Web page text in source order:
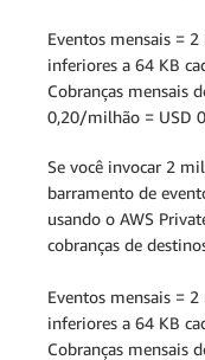
Eventos mensais =
inferiores a 64 KB
Cobranças mensais
0,20/milhão = USD
Se você invocar 2
barramento de
usando o AWS
cobranças de
Eventos mensais =
inferiores a 64 KB
Cobranças mensais